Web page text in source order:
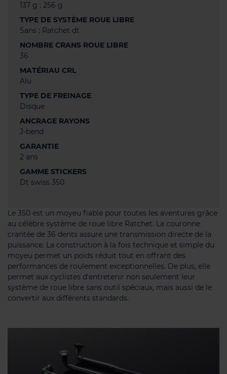
137 g ; 256 g
TYPE DE SYSTÈME ROUE LIBRE
Sans ; Ratchet dt
NOMBRE CRANS ROUE LIBRE
36
MATÉRIAU CRL
Alu
TYPE DE FREINAGE
Disque
ANCRAGE RAYONS
J-bend
GARANTIE
2 ans
GAMME STICKERS
Dt swiss 350
Le 350 est un moyeu fiable pour toutes les aventures grâce
au célèbre système de roue libre Ratchet. La couronne
crantée de 36 dents assure une transmission directe de la
puissance. La construction à la fois technique et simple du
moyeu permet un poids réduit tout en offrant des
performances de roulement exceptionnelles. De plus, elle
permet aux cyclistes d'entretenir non seulement leur
système de roue libre sans outil spéciaux, mais aussi de le
convertir aux différents standards.